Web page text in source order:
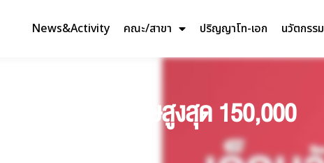
News&Activity คณะ/สาขา ปริญญาโท-เอก นวัตกรรม
รับทุนพิเศษสูงสุด 150,000